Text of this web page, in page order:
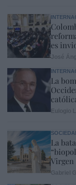
es
La
La
Virgen